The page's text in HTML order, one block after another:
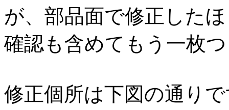
が、部品面で修正した
確認も含めてもう一枚
修正個所は下図の通り